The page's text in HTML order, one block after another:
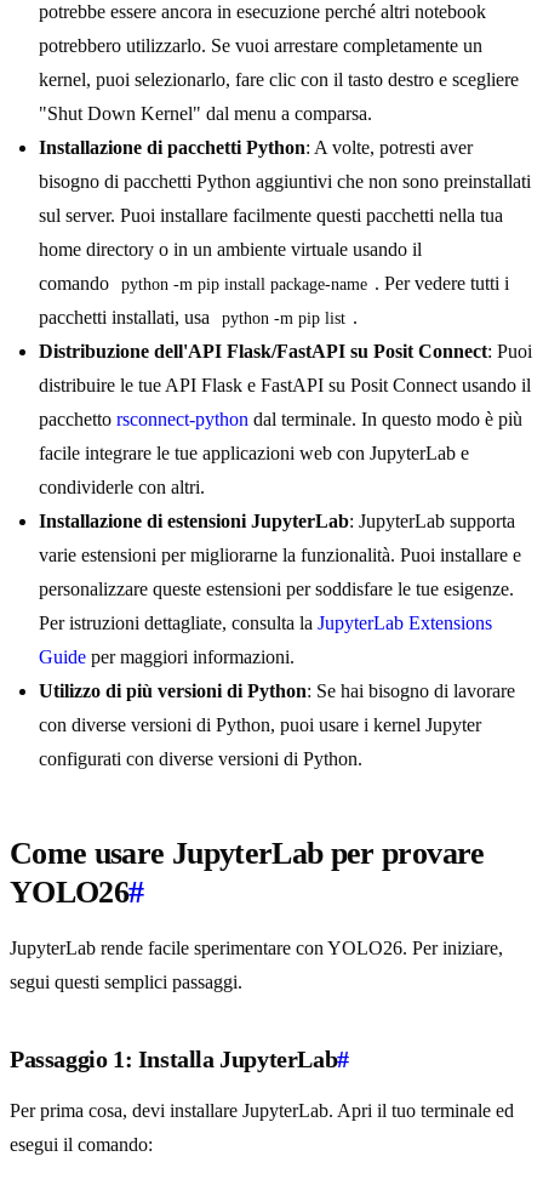
potrebbe essere ancora in esecuzione perché altri notebook
potrebbero utilizzarlo. Se vuoi arrestare completamente un
kernel, puoi selezionarlo, fare clic con il tasto destro e scegliere
"Shut Down Kernel" dal menu a comparsa.
Installazione di pacchetti Python: A volte, potresti aver
bisogno di pacchetti Python aggiuntivi che non sono preinstallati
sul server. Puoi installare facilmente questi pacchetti nella tua
home directory o in un ambiente virtuale usando il
comando
python -m pip install package-name . Per vedere tutti i
pacchetti installati, usa
python -m pip list .
Distribuzione dell'API Flask/FastAPI su Posit Connect: Puoi
distribuire le tue API Flask e FastAPI su Posit Connect usando il
pacchetto rsconnect-python dal terminale. In questo modo è più
facile integrare le tue applicazioni web con JupyterLab e
condividerle con altri.
Installazione di estensioni JupyterLab: JupyterLab supporta
varie estensioni per migliorarne la funzionalità. Puoi installare e
personalizzare queste estensioni per soddisfare le tue esigenze.
Per istruzioni dettagliate, consulta la JupyterLab Extensions
Guide per maggiori informazioni.
Utilizzo di più versioni di Python: Se hai bisogno di lavorare
con diverse versioni di Python, puoi usare i kernel Jupyter
configurati con diverse versioni di Python.
Come usare JupyterLab per provare
YOLO26#
JupyterLab rende facile sperimentare con YOLO26. Per iniziare,
segui questi semplici passaggi.
Passaggio 1: Installa JupyterLab#
Per prima cosa, devi installare JupyterLab. Apri il tuo terminale ed
esegui il comando: